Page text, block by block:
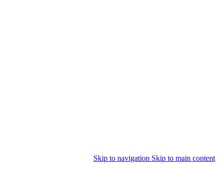
Skip to navigation Skip to main content